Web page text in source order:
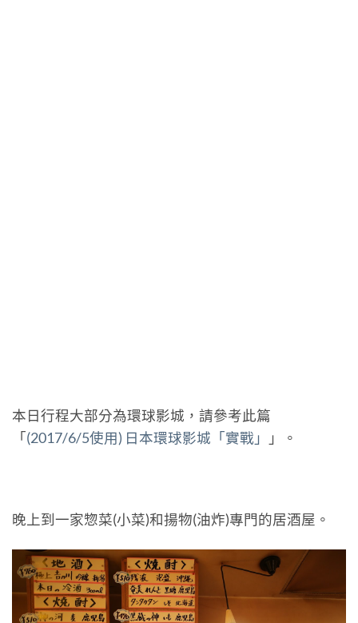
本日行程大部分為環球影城，請參考此篇
「(2017/6/5使用) 日本環球影城「實戰」 」。
晚上到一家惣菜(小菜)和揚物(油炸)專門的居酒屋。